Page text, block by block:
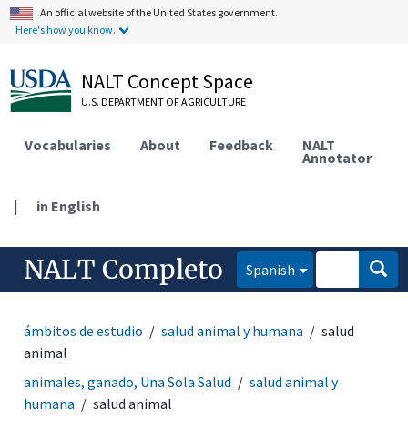
An official website of the United States government.
Here's how you know.
NALT Concept Space
U.S. DEPARTMENT OF AGRICULTURE
Vocabularies About Feedback NALT
Annotator
| in English
NALT Completo Spanish
ámbitos de estudio salud animal y humana
salud
animal
animales, ganado, Una Sola Salud
salud animal y
humana
salud animal